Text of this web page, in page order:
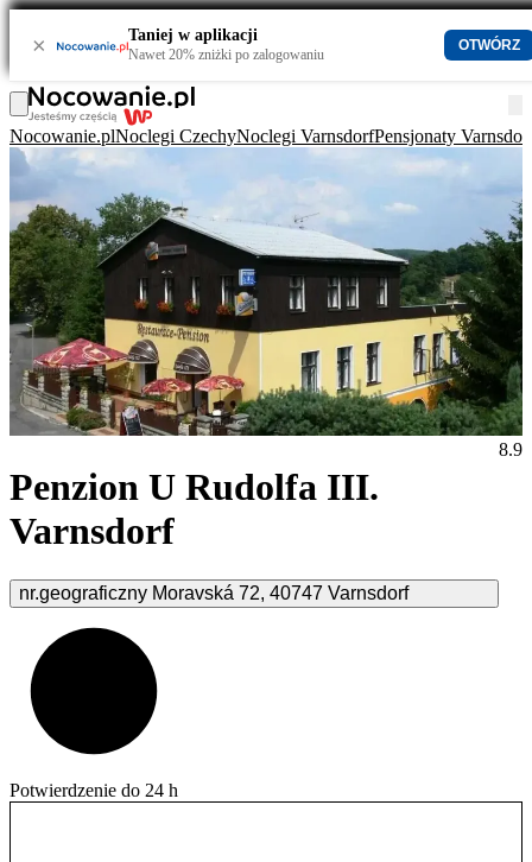
× Taniej w aplikacji
Nawet 20% zniżki po zalogowaniu
OTWÓRZ
Nocowanie.plNoclegi CzechyNoclegi VarnsdorfPensjonaty
Penzion U Rudolfa III.
Varnsdorf
nr.geograficzny Moravská 72, 40747 Varnsdorf
8.9
Potwierdzenie do 24 h